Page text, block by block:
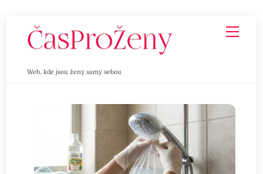
Web, kde jsou ženy samy sebou